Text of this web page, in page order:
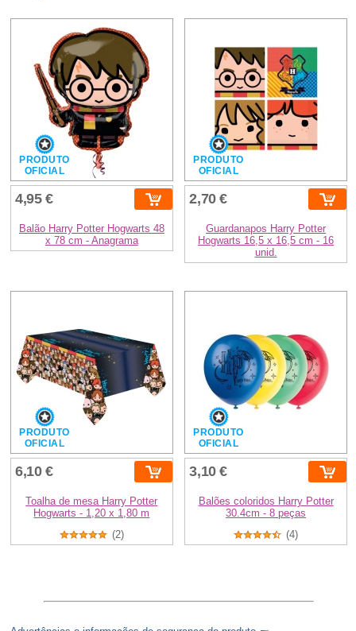
PRODUTO
OFICIAL
4,95 €
Balão Harry Potter Hogwarts 48
x 78 cm - Anagrama
PRODUTO
OFICIAL
2,70 €
Guardanapos Harry Potter
Hogwarts 16,5 x 16,5 cm - 16
unid.
PRODUTO
OFICIAL
6,10 €
Toalha de mesa Harry Potter
Hogwarts - 1,20 x 1,80 m
(2)
PRODUTO
OFICIAL
3,10 €
Balões coloridos Harry Potter
30.4cm - 8 peças
(4)